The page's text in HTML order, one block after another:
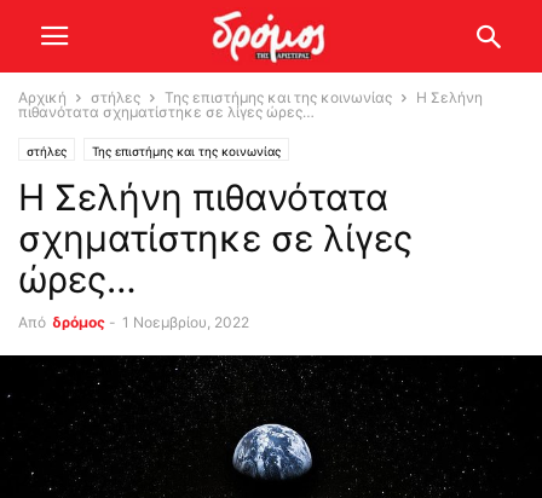
Αρχική στήλες Της επιστήμης και της κοινωνίας
Η Σελήνη
πιθανότατα σχηματίστηκε σε λίγες ώρες…
στήλες Της επιστήμης και της κοινωνίας
Η Σελήνη πιθανότατα
σχηματίστηκε σε λίγες
ώρες…
Από δρόμος - 1 Νοεμβρίου, 2022